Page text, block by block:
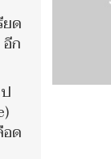
ด
ก
ด